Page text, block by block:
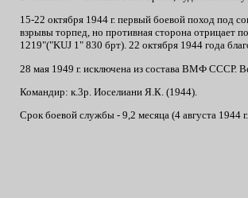
15-22 октября 1944 г. первый боевой поход под
взрывы торпед, но противная сторона отрицает
1219"("KUJ 1" 830 брт). 22 октября 1944 года
28 мая 1949 г. исключена из состава ВМФ СССР.
Командир: к.3р. Иоселиани Я.К. (1944).
Срок боевой службы - 9,2 месяца (4 августа 1944